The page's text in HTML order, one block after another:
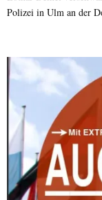
Polizei in Ulm an der